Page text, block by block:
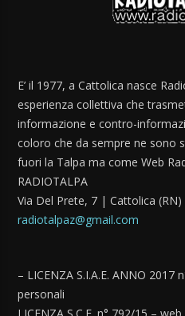
E’ il 1977, a Cattolica nasce
esperienza collettiva che
informazione e contro-
coloro che da sempre ne sono
fuori la Talpa ma come Web
RADIOTALPA
Via Del Prete, 7 | Cattolica (RN)
radiotalpaz@gmail.com
– LICENZA S.I.A.E. ANNO 2017
personali